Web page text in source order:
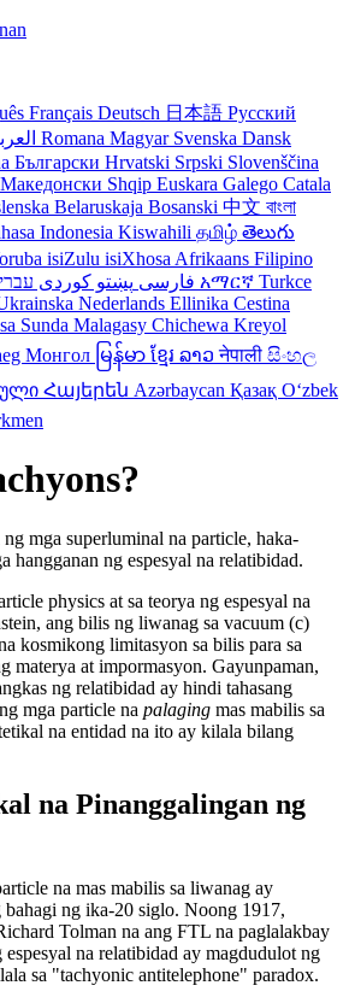
Français Deutsch 日本語 Русский
Romana Magyar Svenska Dansk
Български Hrvatski Srpski Slovenščina
Македонски Shqip Euskara Galego Catala
Belaruskaja Bosanski 中文 বাংলা
Indonesia Kiswahili தமிழ் తెలుగు
isiZulu isiXhosa Afrikaans Filipino
فارسی پښتو کوردی አማርኛ Turkce
Nederlands Ellinika Cestina
Sunda Malagasy Chichewa Kreyol
Монгол မြန်မာ ខ្មែរ ລາວनेपाली සිංහල
Հայերեն Azərbaycan Қазақ Oʻzbek
mga superluminal na particle, haka-
hangganan ng espesyal na relatibidad.
physics at sa teorya ng espesyal na
ang bilis ng liwanag sa vacuum (c)
kosmikong limitasyon sa bilis para sa
materya at impormasyon. Gayunpaman,
ng relatibidad ay hindi tahasang
mga particle na palaging mas mabilis sa
na entidad na ito ay kilala bilang
na Pinanggalingan ng
na mas mabilis sa liwanag ay
bahagi ng ika-20 siglo. Noong 1917,
Tolman na ang FTL na paglalakbay
espesyal na relatibidad ay magdudulot ng
sa "tachyonic antitelephone" paradox.